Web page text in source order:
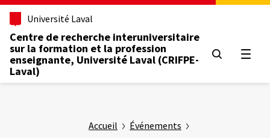
Aller
contenu
principal
Université Laval
Centre de recherche interuniversitaire
sur la formation et la profession
enseignante, Université Laval (CRIFPE-
Laval)
Accueil Événements